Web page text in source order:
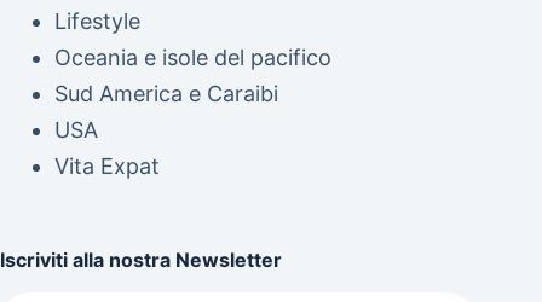
Lifestyle
Oceania e isole del pacifico
Sud America e Caraibi
USA
Vita Expat
Iscriviti alla nostra Newsletter